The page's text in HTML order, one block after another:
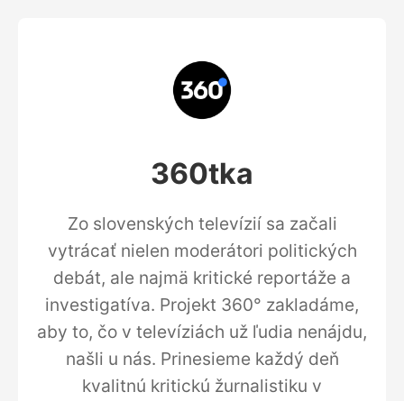
360tka
Zo slovenských televízií sa začali
vytrácať nielen moderátori politických
debát, ale najmä kritické reportáže a
investigatíva. Projekt 360° zakladáme,
aby to, čo v televíziách už ľudia nenájdu,
našli u nás. Prinesieme každý deň
kvalitnú kritickú žurnalistiku v